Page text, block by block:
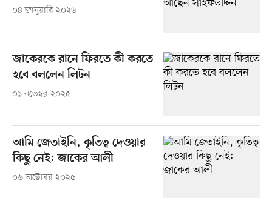
০৪ জানুয়ারি ২০২৬
জাকেরকে রানে ফিরতে কী করতে
হবে বললেন লিটন
০১ নভেম্বর ২০২৫
আমি জেতাইনি, কৃতিত্ব দেওয়ার
কিছু নেই: জাকের আলী
০৬ অক্টোবর ২০২৫